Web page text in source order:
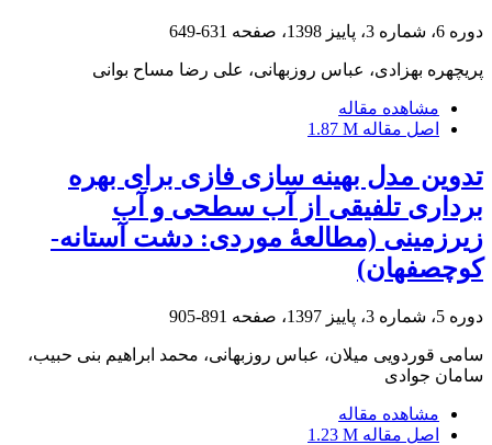
دوره 6، شماره 3، پاییز 1398، صفحه 631-649
پریچهره بهزادی، عباس روزبهانی، علی رضا مساح بوانی
مشاهده مقاله
اصل مقاله 1.87 M
تدوین مدل بهینه ‏سازی فازی برای بهره
برداری تلفیقی از آب سطحی و آب
زیرزمینی (مطالعۀ موردی: دشت آستانه-
کوچصفهان)
دوره 5، شماره 3، پاییز 1397، صفحه 891-905
سامی قوردویی میلان، عباس روزبهانی، محمد ابراهیم بنی حبیب،
سامان جوادی
مشاهده مقاله
اصل مقاله 1.23 M